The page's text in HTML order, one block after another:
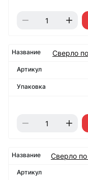
Сверло
Сверло